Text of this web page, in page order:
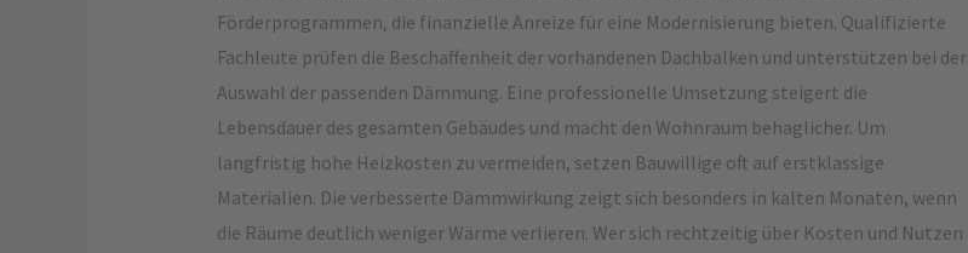
Förderprogrammen, die finanzielle Anreize für eine Modernisierung bieten. Qualifizierte
Fachleute prüfen die Beschaffenheit der vorhandenen Dachbalken und unterstützen bei der
Auswahl der passenden Dämmung. Eine professionelle Umsetzung steigert die
Lebensdauer des gesamten Gebäudes und macht den Wohnraum behaglicher. Um
langfristig hohe Heizkosten zu vermeiden, setzen Bauwillige oft auf erstklassige
Materialien. Die verbesserte Dämmwirkung zeigt sich besonders in kalten Monaten, wenn
die Räume deutlich weniger Wärme verlieren. Wer sich rechtzeitig über Kosten und Nutzen